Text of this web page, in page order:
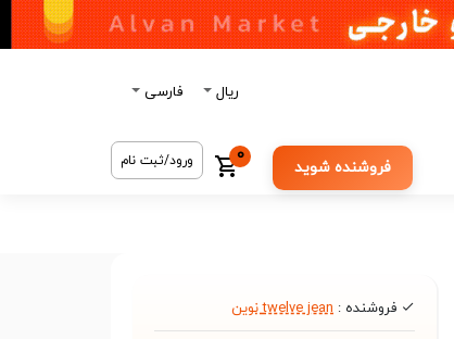
ریال فارسی
فروشنده شوید
0 ورود/ثبت نام
فروشنده : twelve jean نوین